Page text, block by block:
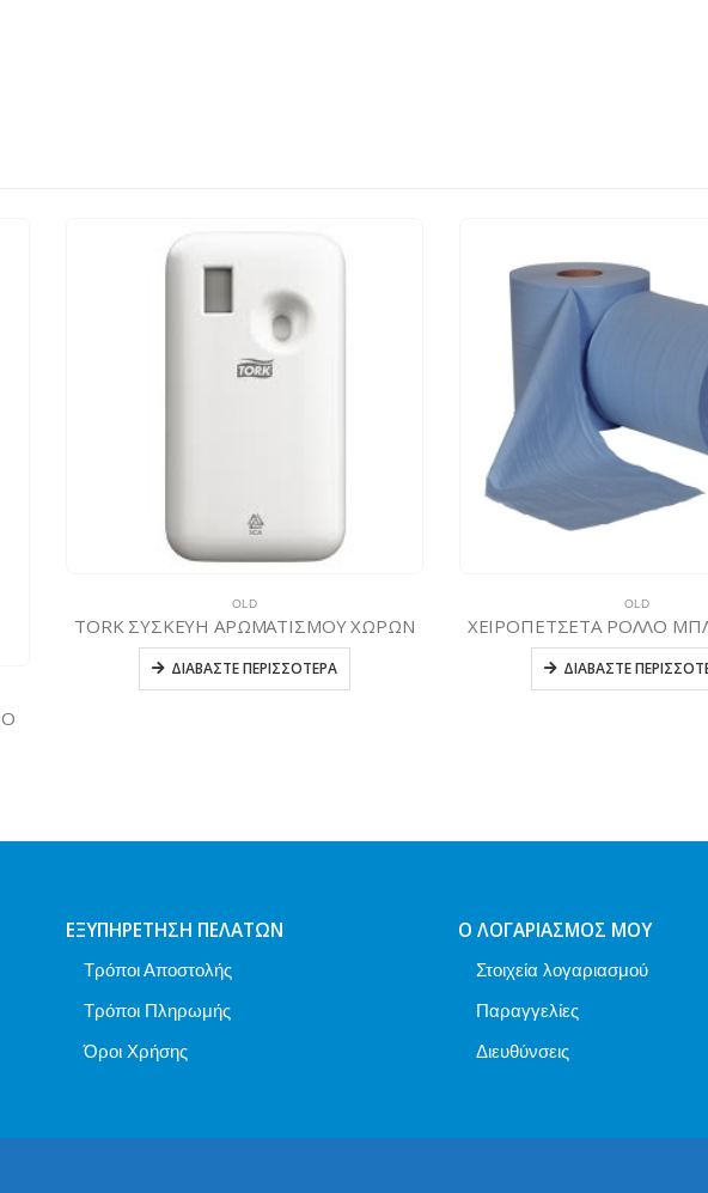
ΧΩΡΩΝ ΧΕΙΡΟΠΕΤΣΕΤΑ ΡΟΛΛΟ ΜΠΛΕ (1.000 gr)
ΔΙΑΒΆΣΤΕ ΠΕΡΙΣΣΌΤΕΡΑ
ΕΞΥΠΗΡΈΤΗΣΗ ΠΕΛΑΤΏΝ
Τρόποι Αποστολής
Τρόποι Πληρωμής
Όροι Χρήσης
Ο ΛΟΓΑΡΙΑΣΜΌΣ ΜΟΥ
Στοιχεία λογαριασμού
Παραγγελίες
Διευθύνσεις